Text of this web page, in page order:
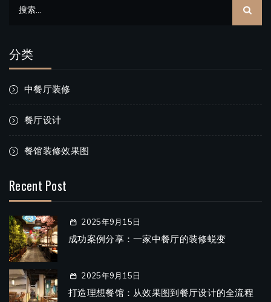
索：
分类
中餐厅装修
餐厅设计
餐馆装修效果图
Recent Post
2025年9月15日
成功案例分享：一家中餐厅的装修蜕变
2025年9月15日
打造理想餐馆：从效果图到餐厅设计的全流程